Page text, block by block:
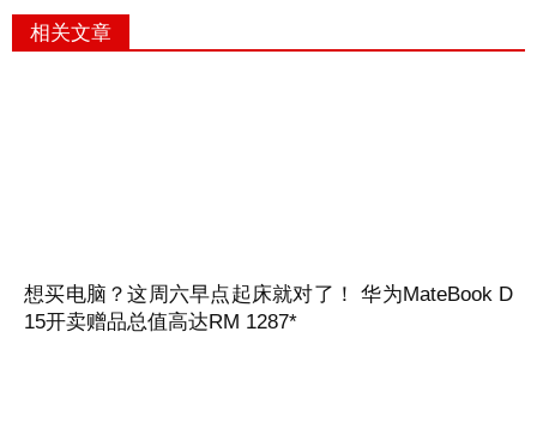
相关文章
想买电脑？这周六早点起床就对了！ 华为MateBook D
15开卖赠品总值高达RM 1287*